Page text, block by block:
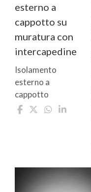
esterno a
cappotto su
muratura con
intercapedine
Isolamento
esterno a
cappotto